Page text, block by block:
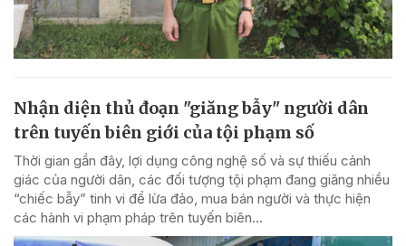
Nhận diện thủ đoạn "giăng bẫy" người dân
trên tuyến biên giới của tội phạm số
Thời gian gần đây, lợi dụng công nghệ số và sự thiếu cảnh
giác của người dân, các đối tượng tội phạm đang giăng nhiều
“chiếc bẫy” tinh vi để lừa đảo, mua bán người và thực hiện
các hành vi phạm pháp trên tuyến biên...